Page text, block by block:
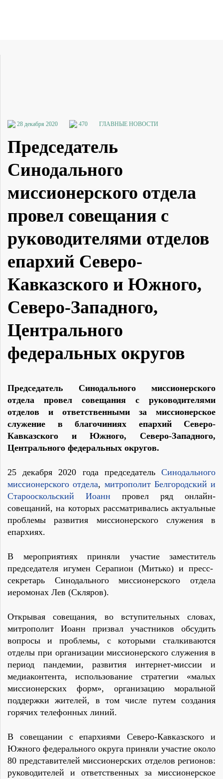
28 декабря 2020 470 ГЛАВНЫЕ НОВОСТИ
Председатель
Синодального
миссионерского отдела
провел совещания с
руководителями отделов
епархий Северо-
Кавказского и Южного,
Северо-Западного,
Центрального
федеральных округов
Председатель Синодального миссионерского
отдела провел совещания с руководителями
отделов и ответственными за миссионерское
служение в благочиниях епархий Северо-
Кавказского и Южного, Северо-Западного,
Центрального федеральных округов.
25 декабря 2020 года председатель Синодального
миссионерского отдела, митрополит Белгородский и
Старооскольский Иоанн провел ряд онлайн-
совещаний, на которых рассматривались актуальные
проблемы развития миссионерского служения в
епархиях.
В мероприятияхприняли участие заместитель
председателя игумен Серапион (Митько) и пресс-
секретарь Синодального миссионерского отдела
иеромонах Лев (Скляров).
Открывая совещания, во вступительных словах,
митрополит Иоанн призвал участников обсудить
вопросы и проблемы, с которыми сталкиваются
отделы при организации миссионерского служения в
период пандемии, развития интернет-миссии и
медиаконтента, использование стратегии «малых
миссионерских форм», организацию моральной
поддержки жителей, в том числе путем создания
горячих телефонных линий.
В совещании с епархиями Северо-Кавказского и
Южного федерального округа приняли участие около
80 представителей миссионерских отделов регионов:
руководителей и ответственных за миссионерское